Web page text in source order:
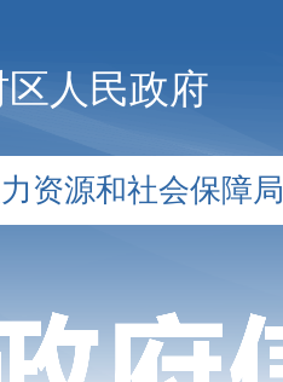
区人民政府
资源和社会保障局